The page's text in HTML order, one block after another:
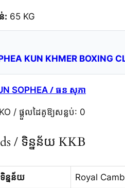
: 65 KG
KUN KHMER BOXING
SOPHEA / ធន សុភា
/ ផ្តួលដៃគូឱ្យសន្លប់: 0
/ ទិន្នន័យ KKB
ន្នន័យ Royal